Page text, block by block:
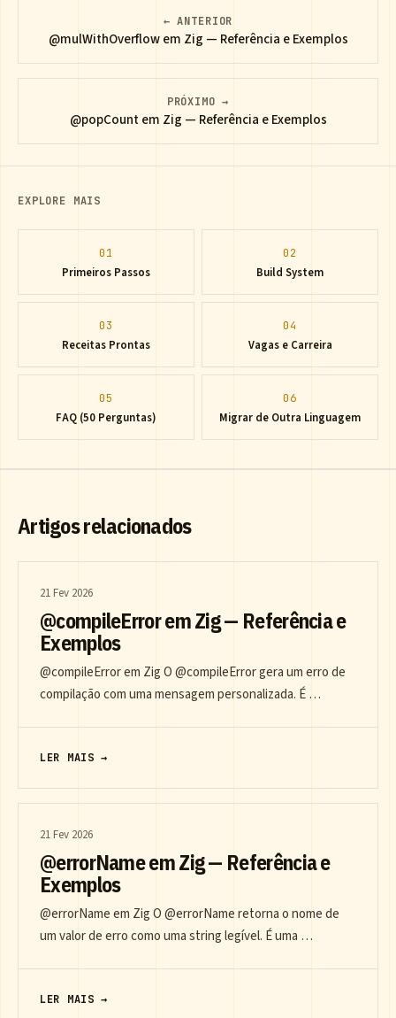
← ANTERIOR
@mulWithOverflow em Zig — Referência e Exemplos
PRÓXIMO →
@popCount em Zig — Referência e Exemplos
EXPLORE MAIS
01
Primeiros Passos
02
Build System
03
Receitas Prontas
04
Vagas e Carreira
05
FAQ (50 Perguntas)
06
Migrar de Outra Linguagem
Artigos relacionados
21 Fev 2026
@compileError em Zig — Referência e
Exemplos
@compileError em Zig O @compileError gera um erro de
compilação com uma mensagem personalizada. É …
LER MAIS →
21 Fev 2026
@errorName em Zig — Referência e
Exemplos
@errorName em Zig O @errorName retorna o nome de
um valor de erro como uma string legível. É uma …
LER MAIS →